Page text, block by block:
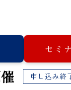
セミ
申し込み終